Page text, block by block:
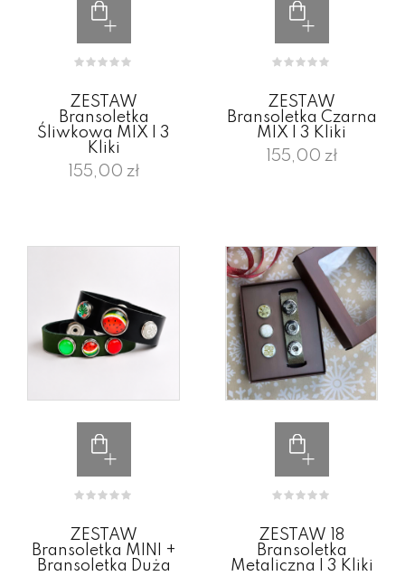
ZESTAW
Bransoletka
Śliwkowa MIX I 3
Kliki
155,00 zł
ZESTAW
Bransoletka Czarna
MIX I 3 Kliki
155,00 zł
ZESTAW
Bransoletka MINI +
Bransoletka Duża
ZESTAW 18
Bransoletka
Metaliczna I 3 Kliki